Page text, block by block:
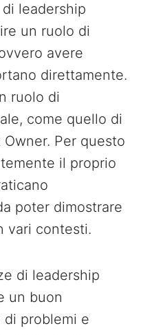
leadership
un ruolo di
avere
direttamente.
ruolo di
come quello di
Per questo
il proprio
poter dimostrare
vari contesti.
di leadership
un buon
problemi e